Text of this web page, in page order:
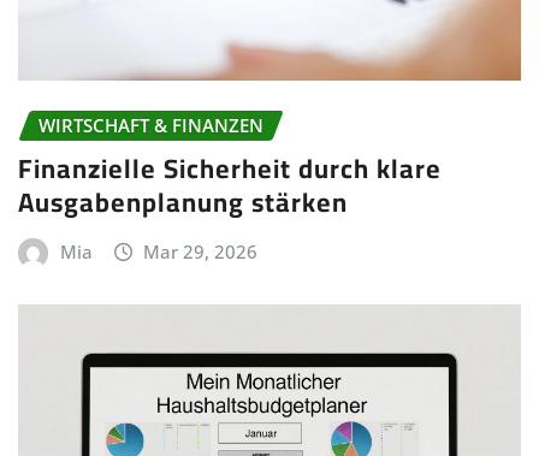
WIRTSCHAFT & FINANZEN
Finanzielle Sicherheit durch klare
Ausgabenplanung stärken
Mia Mar 29, 2026